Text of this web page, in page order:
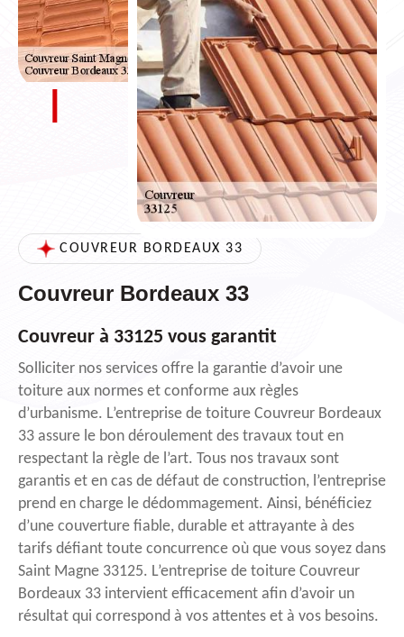
COUVREUR BORDEAUX 33
Couvreur Bordeaux 33
Couvreur à 33125 vous garantit
Solliciter nos services offre la garantie d’avoir une
toiture aux normes et conforme aux règles
d’urbanisme. L’entreprise de toiture Couvreur Bordeaux
33 assure le bon déroulement des travaux tout en
respectant la règle de l’art. Tous nos travaux sont
garantis et en cas de défaut de construction, l’entreprise
prend en charge le dédommagement. Ainsi, bénéficiez
d’une couverture fiable, durable et attrayante à des
tarifs défiant toute concurrence où que vous soyez dans
Saint Magne 33125. L’entreprise de toiture Couvreur
Bordeaux 33 intervient efficacement afin d’avoir un
résultat qui correspond à vos attentes et à vos besoins.